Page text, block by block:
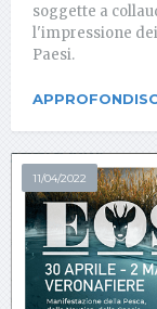
soggette a
l'impressione
Paesi.
11/04/2022